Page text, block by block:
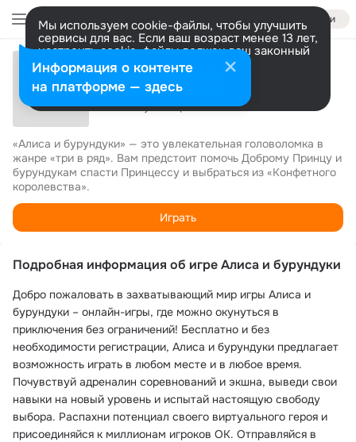
Войти
Мы используем cookie-файлы, чтобы улучшить
сервисы для вас. Если ваш возраст менее 13 лет,
настроить cookie-файлы должен ваш законный
представитель. Больше информации
Разрешить все Настроить
Алиса и бурундуки
256 732 уже играют
«Алиса и бурундуки» — это увлекательная головоломка в
жанре «три в ряд». Вам предстоит помочь Доброму Принцу и
бурундукам спасти Принцессу и выбраться из «Конфетного
королевства».
Играть
Подробная информация об игре Алиса и бурундуки
Добро пожаловать в захватывающий мир игры Алиса и
бурундуки – онлайн-игры, где можно окунуться в
приключения без ограничений! Бесплатно и без
необходимости регистрации, Алиса и бурундуки предлагает
возможность играть в любом месте и в любое время.
Почувствуй адреналин соревнований и экшна, выведи свои
навыки на новый уровень и испытай настоящую свободу
выбора. Распахни потенциал своего виртуального героя и
присоединяйся к миллионам игроков ОК. Отправляйся в
Информация о контенте
на платформе — здесь